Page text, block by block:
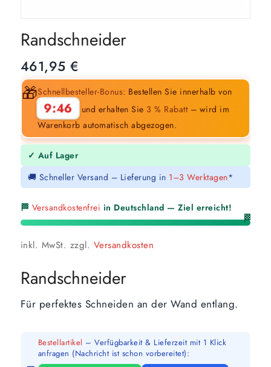
Randschneider
461,95€
🎁Schnellbesteller-Bonus: Bestellen Sie innerhalb von
9:45 und erhalten Sie 3 % Rabatt– wird im
Warenkorb automatisch abgezogen.
✓ Auf Lager
🚚 Schneller Versand – Lieferung in 1–3 Werktagen*
🏁 Versandkostenfrei in Deutschland — Ziel erreicht!
🏁
inkl. MwSt. zzgl. Versandkosten
Randschneider
Für perfektes Schneiden an der Wand entlang.
Bestellartikel – Verfügbarkeit & Lieferzeit mit 1 Klick
anfragen (Nachricht ist schon vorbereitet):